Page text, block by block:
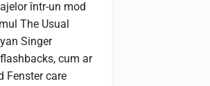
într-un mod
The Usual
Singer
cum ar
Fenster care